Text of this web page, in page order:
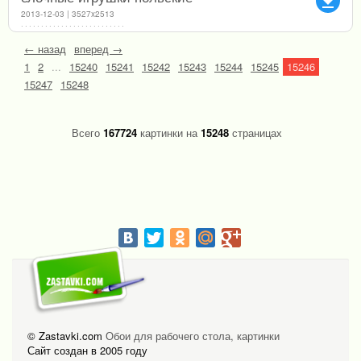
2013-12-03 | 3527x2513
← назад вперед →
1
2 ... 15240 15241 15242 15243 15244 15245 15246
15247 15248
Всего 167724картинки на15248страницах
© Zastavki.com Обои для рабочего стола, картинки
Сайт создан в 2005 году